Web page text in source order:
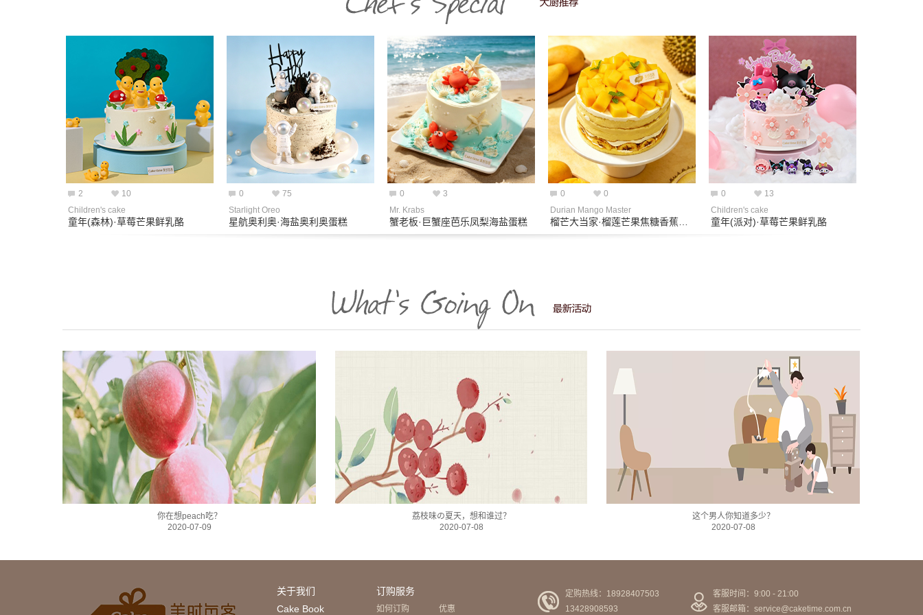
2
10
Children's cake
童年(森林)·草莓芒果鲜乳酪
0
75
Starlight Oreo
星航奥利奥·海盐奥利奥蛋糕
0
3
Mr. Krabs
蟹老板·巨蟹座芭乐凤梨海盐蛋糕
0
0
Durian Mango Master
0
13
Children's cake
童年(派对)·草莓芒果鲜乳酪
你在想peach吃？
2020-07-09
荔枝味の夏天，想和谁过？
2020-07-08
这个男人你知道多少？
2020-07-08
关于我们
Cake Book
订购服务
如何订购 优惠
定购热线：18928407503
13428908593
客服时间：9:00 - 21:00
客服邮箱：service@caketime.com.cn